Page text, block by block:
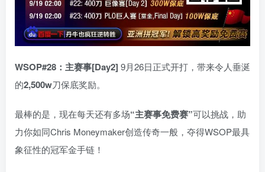
WSOP#28：主赛事[Day2] 9月26日正式开打，带来令人垂涎
的2,500w刀保底奖励。
最棒的是，现在每天还有多场“主赛事免费赛”可以挑战，助
力你如同Chris Moneymaker创造传奇一般，夺得WSOP最具
象征性的冠军金手链！